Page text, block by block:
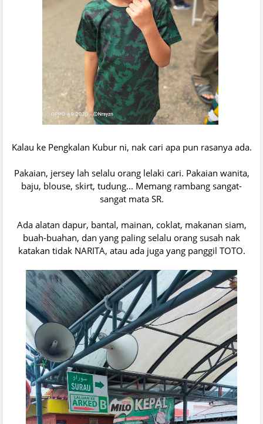
Kalau ke Pengkalan Kubur ni, nak cari apa pun rasanya ada.
Pakaian, jersey lah selalu orang lelaki cari. Pakaian wanita,
baju, blouse, skirt, tudung... Memang rambang sangat-
sangat mata SR.
Ada alatan dapur, bantal, mainan, coklat, makanan siam,
buah-buahan, dan yang paling selalu orang susah nak
katakan tidak NARITA, atau ada juga yang panggil TOTO.